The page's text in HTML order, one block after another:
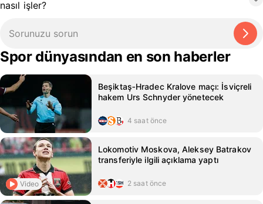
nasıl işler?
Spor dünyasından en son haberler
Beşiktaş‑Hradec Kralove maçı: İsviçreli
hakem Urs Schnyder yönetecek
4 saat önce
Video
Lokomotiv Moskova, Aleksey Batrakov
transferiyle ilgili açıklama yaptı
2 saat önce